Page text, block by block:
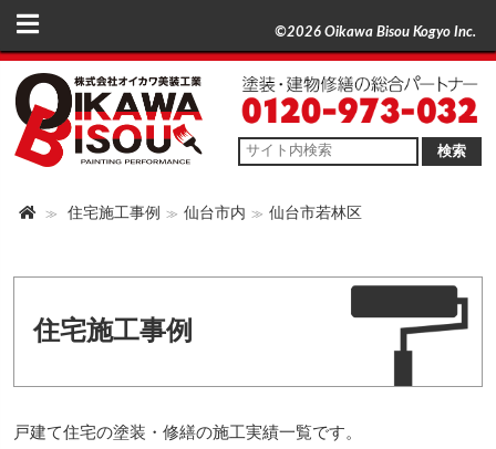
©2026 Oikawa Bisou Kogyo Inc.
検索
住宅施工事例 仙台市内 仙台市若林区
住宅施工事例
戸建て住宅の塗装・修繕の施工実績一覧です。